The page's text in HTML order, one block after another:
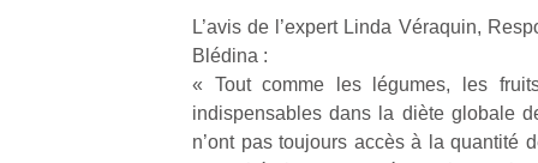
L’avis de l’expert Linda Véraquin,
Blédina :
« Tout comme les légumes, les
indispensables dans la diète globale
n’ont pas toujours accès à la quantité